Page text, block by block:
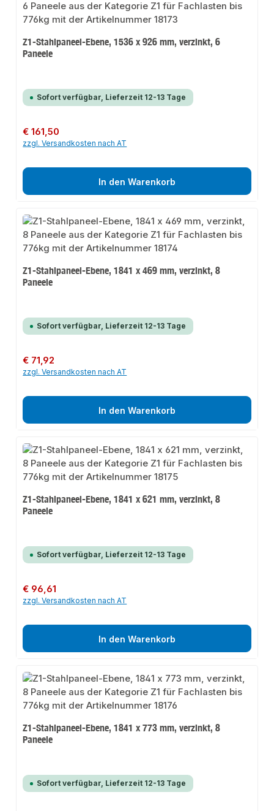
Z1-Stahlpaneel-Ebene, 1536 x 926 mm, verzinkt, 6
Paneele
Sofort verfügbar, Lieferzeit 12-13 Tage
Regulärer Preis:
€ 161,50
zzgl. Versandkosten nach AT
In den Warenkorb
Z1-Stahlpaneel-Ebene, 1841 x 469 mm, verzinkt, 8
Paneele
Sofort verfügbar, Lieferzeit 12-13 Tage
Regulärer Preis:
€ 71,92
zzgl. Versandkosten nach AT
In den Warenkorb
Z1-Stahlpaneel-Ebene, 1841 x 621 mm, verzinkt, 8
Paneele
Sofort verfügbar, Lieferzeit 12-13 Tage
Regulärer Preis:
€ 96,61
zzgl. Versandkosten nach AT
In den Warenkorb
Z1-Stahlpaneel-Ebene, 1841 x 773 mm, verzinkt, 8
Paneele
Sofort verfügbar, Lieferzeit 12-13 Tage